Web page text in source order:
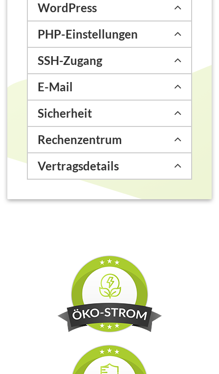
WordPress
PHP-Einstellungen
SSH-Zugang
E-Mail
Sicherheit
Rechenzentrum
Vertragsdetails